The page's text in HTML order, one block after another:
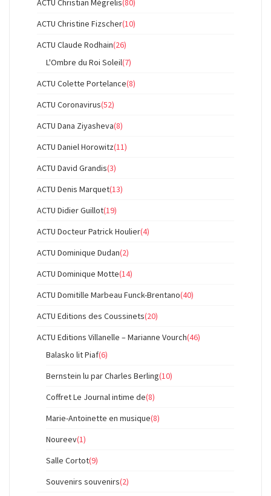
ACTU Christine Fizscher(10)
ACTU Claude Rodhain(26)
L'Ombre du Roi Soleil(7)
ACTU Colette Portelance(8)
ACTU Coronavirus(52)
ACTU Dana Ziyasheva(8)
ACTU Daniel Horowitz(11)
ACTU David Grandis(3)
ACTU Denis Marquet(13)
ACTU Didier Guillot(19)
ACTU Docteur Patrick Houlier(4)
ACTU Dominique Dudan(2)
ACTU Dominique Motte(14)
ACTU Domitille Marbeau Funck-Brentano(40)
ACTU Editions des Coussinets(20)
ACTU Editions Villanelle – Marianne Vourch(46)
Balasko lit Piaf(6)
Bernstein lu par Charles Berling(10)
Coffret Le Journal intime de(8)
Marie-Antoinette en musique(8)
Noureev(1)
Salle Cortot(9)
Souvenirs souvenirs(2)